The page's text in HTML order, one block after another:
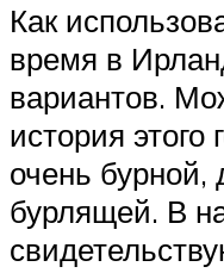
Как
время в
вариантов.
история этого
очень бурной,
бурлящей. В